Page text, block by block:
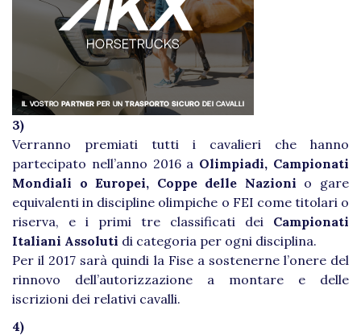
3)
Verranno premiati tutti i cavalieri che hanno
partecipato nell’anno 2016 a Olimpiadi, Campionati
Mondiali o Europei, Coppe delle Nazioni o gare
equivalenti in discipline olimpiche o FEI come titolari o
riserva, e i primi tre classificati dei Campionati
Italiani Assoluti di categoria per ogni disciplina.
Per il 2017 sarà quindi la Fise a sostenerne l’onere del
rinnovo dell’autorizzazione a montare e delle
iscrizioni dei relativi cavalli.
4)